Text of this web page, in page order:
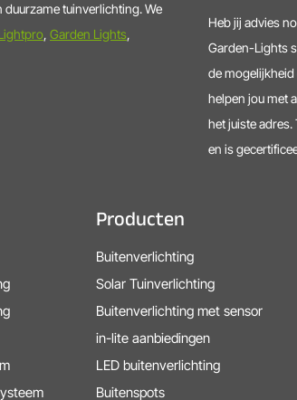
tuinverlichting. We
, Garden Lights,
Heb jij advies
Garden-Lights
de mogelijkheid
helpen jou met
het juiste
en is
Producten
Buitenverlichting
Solar Tuinverlichting
Buitenverlichting met sensor
in-lite aanbiedingen
LED buitenverlichting
Buitenspots